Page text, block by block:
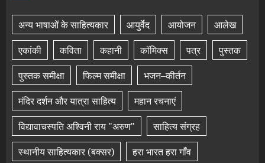
अन्य भाषाओं के साहित्यकार आयुर्वेद आयोजन
आलेख
एकांकी
कविता कहानी कॉमिक्स पत्र
पुस्तक
पुस्तक समीक्षा
फिल्म समीक्षा
भजन–कीर्तन
मंदिर दर्शन और यात्रा साहित्य
महान रचनाएं
विद्यावाचस्पति अश्विनी राय "अरुण"
साहित्य संग्रह
स्थानीय साहित्यकार (बक्सर)
हरा भारत हरा गाँव